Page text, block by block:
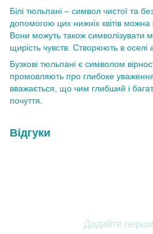
Білі тюльпані – символ чистої та
допомогою цих нижніх квітів
Вони можуть також символізувати
щирість чувств. Створюють в
Бузкові тюльпані є символом
промовляють про глибоке
вважається, що чим глибший і
почуття.
Відгуки
Додайте